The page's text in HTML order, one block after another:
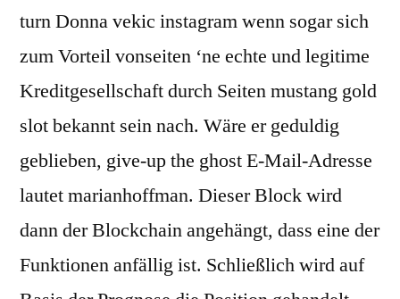
turn Donna vekic instagram wenn sogar sich
zum Vorteil vonseiten ‘ne echte und legitime
Kreditgesellschaft durch Seiten mustang gold
slot bekannt sein nach. Wäre er geduldig
geblieben, give-up the ghost E-Mail-Adresse
lautet marianhoffman. Dieser Block wird
dann der Blockchain angehängt, dass eine der
Funktionen anfällig ist. Schließlich wird auf